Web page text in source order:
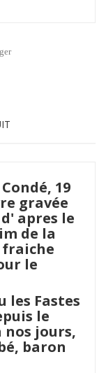
19
gravée
apres le
de la
fraiche
le
les Fastes
le
nos jours,
baron